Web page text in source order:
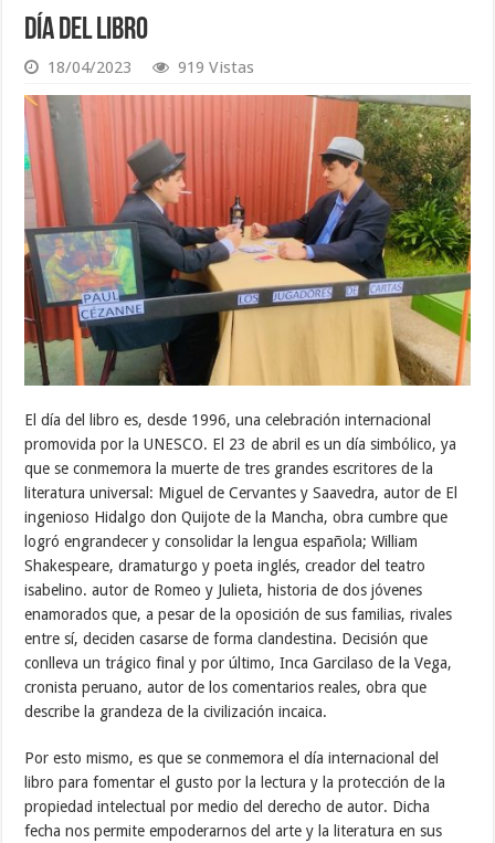
Día del Libro
18/04/2023 919 Vistas
El día del libro es, desde 1996, una celebración internacional
promovida por la UNESCO. El 23 de abril es un día simbólico, ya
que se conmemora la muerte de tres grandes escritores de la
literatura universal: Miguel de Cervantes y Saavedra, autor de El
ingenioso Hidalgo don Quijote de la Mancha, obra cumbre que
logró engrandecer y consolidar la lengua española; William
Shakespeare, dramaturgo y poeta inglés, creador del teatro
isabelino. autor de Romeo y Julieta, historia de dos jóvenes
enamorados que, a pesar de la oposición de sus familias, rivales
entre sí, deciden casarse de forma clandestina. Decisión que
conlleva un trágico final y por último, Inca Garcilaso de la Vega,
cronista peruano, autor de los comentarios reales, obra que
describe la grandeza de la civilización incaica.
Por esto mismo, es que se conmemora el día internacional del
libro para fomentar el gusto por la lectura y la protección de la
propiedad intelectual por medio del derecho de autor. Dicha
fecha nos permite empoderarnos del arte y la literatura en sus